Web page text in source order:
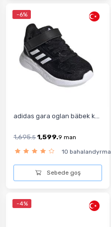
-6%
adidas gara oglan bäbek k...
1,695.5 1,599.9 man
10 bahalandyrma
Sebede goş
-4%